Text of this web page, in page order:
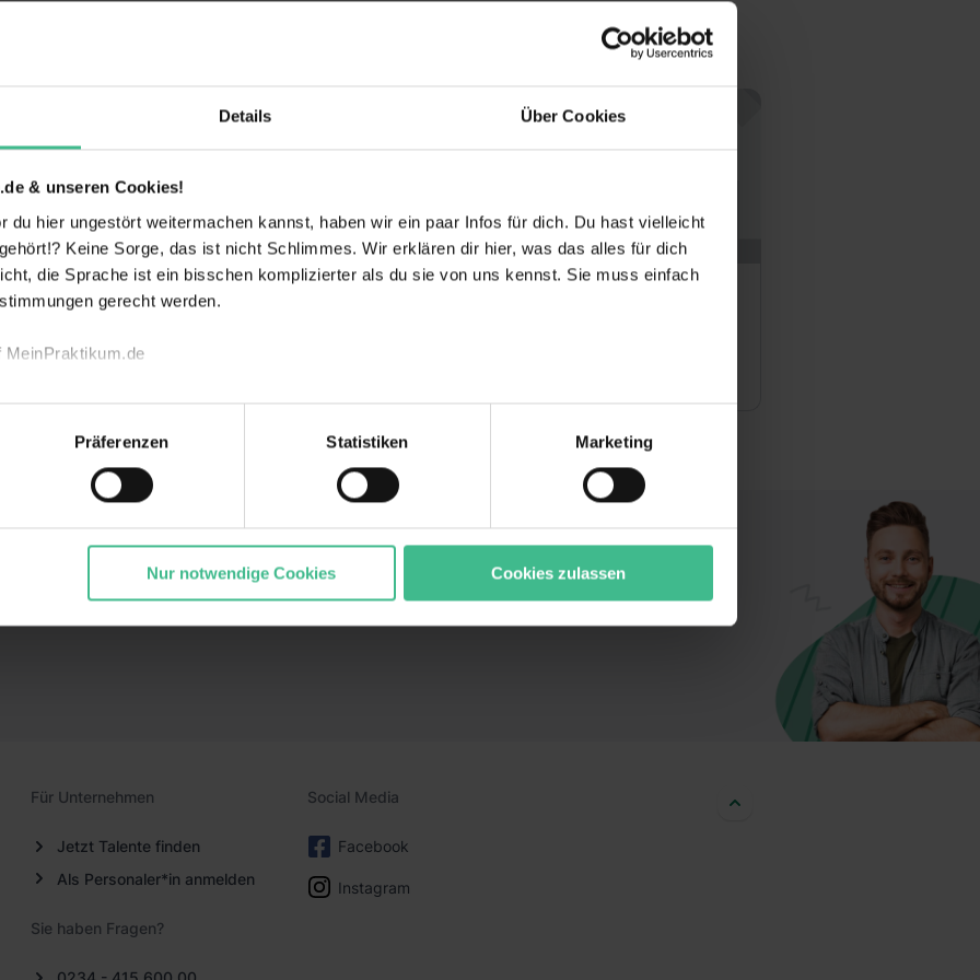
Details Über Cookies
& unseren Cookies!
du hier ungestört weitermachen kannst, haben wir ein paar Infos für dich. Du hast vielleicht
Keine Sorge, das ist nicht Schlimmes. Wir erklären dir hier, was das alles für dich
die Sprache ist ein bisschen komplizierter als du sie von uns kennst. Sie muss einfach
gerecht werden.
MeinPraktikum.de
Funktion unserer Webseite („Notwendig“), um von dir bei Benutzung der
zu speichern ( „Präferenzen“), die Zugriffe auf unsere Webseite zu analysieren
zu deiner Verwendung unserer Website an unsere Partner für soziale Medien, Werbung
um Inhalte und Anzeigen zu personalisieren („Marketing“). Unsere Partner führen diese
„Notwendig“) zu. Willst du nur bestimmte Verwendungszwecke zulassen, triff deine
und klick auf „Auswahl erlauben“. Die Einwilligung zur Platzierung von Cookies der
a) DS-GVO). Die USA verfügen über kein angemessenes Datenschutzniveau (EuGH –
dir erteilte Einwilligung jederzeit mit Wirkung für die Zukunft ganz oder teilweise über
dem Punkt „Datenschutz-Einstellungen“ widerrufen. Weitere Informationen zu den
Präferenzen Statistiken Marketing
Nur notwendige Cookies Cookies zulassen
mit Herz aus Bielefeld. Seit 2020
die ziemlich wahren Tiergeschichten vom
Sentana. Das Besondere: Jeder Kauf
Bewohner. Denn einen Teil unserer
Stiftung.“
gefällt dir?
an und finde einen Job, der perfekt zu dir
Für Unternehmen
Jetzt Talente finden
Als Personaler*in anmelden
Sie haben Fragen?
Social Media
Facebook
Instagram